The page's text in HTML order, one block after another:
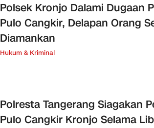
Polsek Kronjo Dalami Dugaan
Pulo Cangkir, Delapan Orang
Diamankan
Hukum & Kriminal
Polresta Tangerang Siagakan
Pulo Cangkir Kronjo Selama